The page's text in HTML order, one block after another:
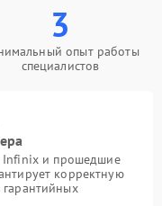
3
опыт работы
специалистов
Infinix и прошедшие
корректную